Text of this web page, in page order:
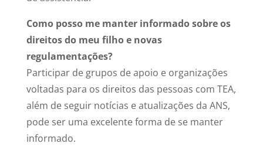
Como posso me manter informado sobre os
direitos do meu filho e novas
regulamentações?
Participar de grupos de apoio e organizações
voltadas para os direitos das pessoas com TEA,
além de seguir notícias e atualizações da ANS,
pode ser uma excelente forma de se manter
informado.